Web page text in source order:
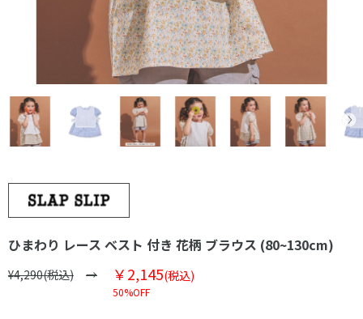
ひまわり レース ベスト 付き 花柄 ブラウス (80~130cm)
¥4,290(税込) ￥2,145(税込)
50%OFF